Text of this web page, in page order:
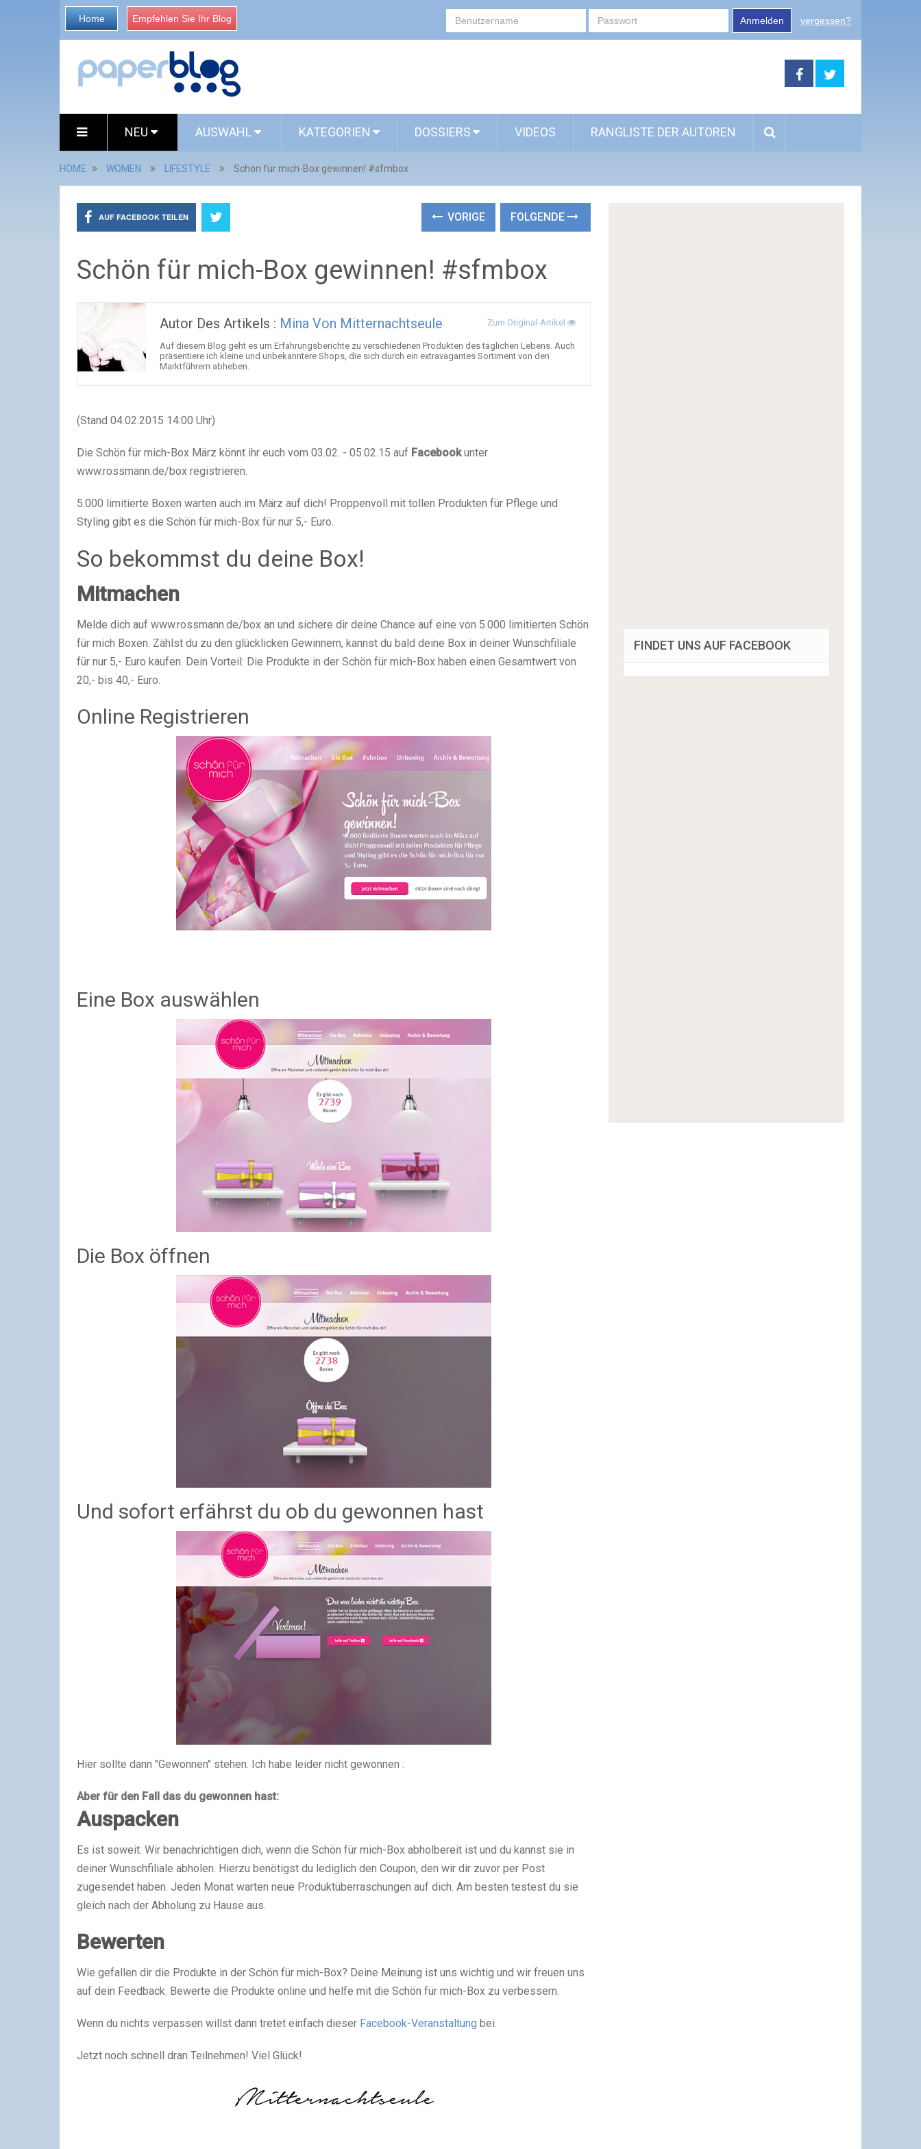
Home Empfehlen Sie Ihr Blog Anmelden vergessen?
NEU AUSWAHL KATEGORIEN DOSSIERS VIDEOS RANGLISTE DER AUTOREN
HOME WOMEN LIFESTYLE Schön für mich-Box gewinnen! #sfmbox
AUF FACEBOOK TEILEN VORIGE FOLGENDE
Schön für mich-Box gewinnen! #sfmbox
Autor Des Artikels : Mina Von Mitternachtseule Zum Original-Artikel
Auf diesem Blog geht es um Erfahrungsberichte zu verschiedenen Produkten des täglichen Lebens. Auch
präsentiere ich kleine und unbekanntere Shops, die sich durch ein extravagantes Sortiment von den
Marktführern abheben.
(Stand 04.02.2015 14:00 Uhr)
Die Schön für mich-Box März könnt ihr euch vom 03.02. - 05.02.15 auf Facebookunter
www.rossmann.de/box registrieren.
5.000 limitierte Boxen warten auch im März auf dich! Proppenvoll mit tollen Produkten für Pflege und
Styling gibt es die Schön für mich-Box für nur 5,- Euro.
So bekommst du deine Box!
Mitmachen
Melde dich auf www.rossmann.de/box an und sichere dir deine Chance auf eine von 5.000 limitierten Schön
für mich Boxen. Zählst du zu den glücklicken Gewinnern, kannst du bald deine Box in deiner Wunschfiliale
für nur 5,- Euro kaufen. Dein Vorteil: Die Produkte in der Schön für mich-Box haben einen Gesamtwert von
20,- bis 40,- Euro.
Online Registrieren
Eine Box auswählen
Die Box öffnen
Und sofort erfährst du ob du gewonnen hast
Hier sollte dann "Gewonnen" stehen. Ich habe leider nicht gewonnen .
Aber für den Fall das du gewonnen hast:
Auspacken
Es ist soweit: Wir benachrichtigen dich, wenn die Schön für mich-Box abholbereit ist und du kannst sie in
deiner Wunschfiliale abholen. Hierzu benötigst du lediglich den Coupon, den wir dir zuvor per Post
zugesendet haben. Jeden Monat warten neue Produktüberraschungen auf dich. Am besten testest du sie
gleich nach der Abholung zu Hause aus.
Bewerten
Wie gefallen dir die Produkte in der Schön für mich-Box? Deine Meinung ist uns wichtig und wir freuen uns
auf dein Feedback. Bewerte die Produkte online und helfe mit die Schön für mich-Box zu verbessern.
Wenn du nichts verpassen willst dann tretet einfach dieser Facebook-Veranstaltung bei.
Jetzt noch schnell dran Teilnehmen! Viel Glück!
FINDET UNS AUF FACEBOOK